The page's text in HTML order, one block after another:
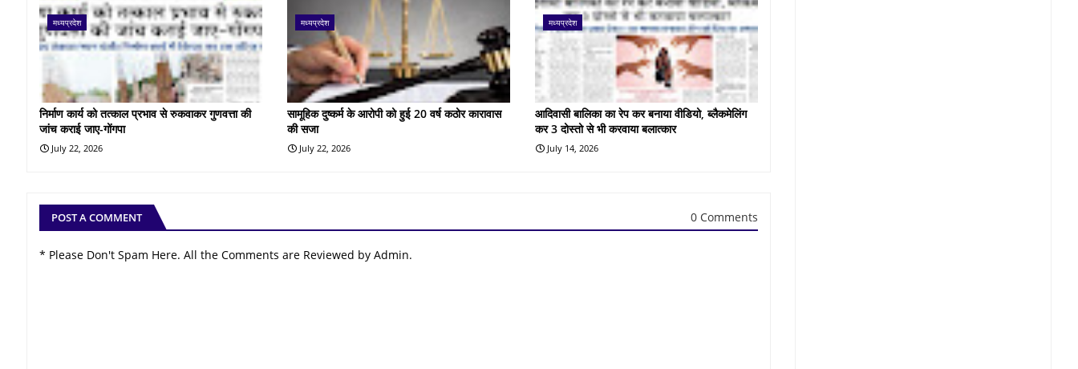
मध्यप्रदेश
निर्माण कार्य को तत्काल प्रभाव से रुकवाकर गुणवत्ता की
जांच कराई जाए-गोंगपा
July 22, 2026
मध्यप्रदेश
सामूहिक दुष्कर्म के आरोपी को हुई 20 वर्ष कठोर कारावास
की सजा
July 22, 2026
मध्यप्रदेश
आदिवासी बालिका का रेप कर बनाया वीडियो, ब्लैकमेलिंग
कर 3 दोस्तो से भी करवाया बलात्कार
July 14, 2026
POST A COMMENT 0 Comments
* Please Don't Spam Here. All the Comments are Reviewed by Admin.